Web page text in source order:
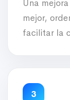
Una
mejor,
facilitar la
3